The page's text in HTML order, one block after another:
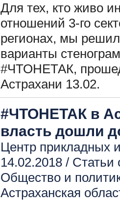
Для тех, кто живо
отношений 3-го
регионах, мы
варианты
#ЧТОНЕТАК,
Астрахани 13.02.
#ЧТОНЕТАК в
власть дошли
Центр прикладных
14.02.2018 / Статьи
Общество и
Астраханская